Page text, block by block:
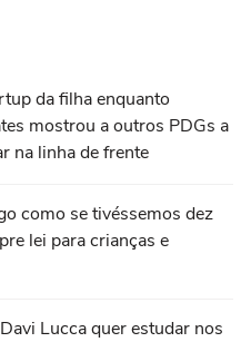
da filha enquanto
mostrou a outros PDGs a
na linha de frente
como se tivéssemos dez
lei para crianças e
Lucca quer estudar nos